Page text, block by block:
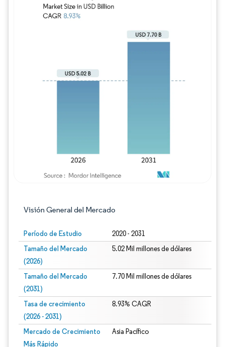
Visión General del Mercado
Período de Estudio 2020 - 2031
Tamaño del Mercado
(2026)
5.02 Mil millones de dólares
Tamaño del Mercado
(2031)
7.70 Mil millones de dólares
Tasa de crecimiento
(2026 - 2031)
8.93% CAGR
Mercado de Crecimiento
Más Rápido
Asia Pacífico